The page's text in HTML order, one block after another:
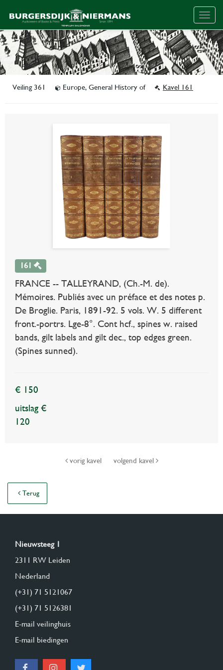
Veiling 361 Europe, General History of Kavel 161
161
FRANCE -- TALLEYRAND, (Ch.-M. de).
Mémoires. Publiés avec un préface et des notes p.
De Broglie. Paris, 1891-92. 5 vols. W. 5 different
front.-portrs. Lge-8°. Cont hcf., spines w. raised
bands, gilt labels and gilt dec., top edges green.
(Spines sunned).
€ 150
uitslag €
120
vorig kavel volgend kavel
Terug
Nieuwsteeg 1
2311 RW Leiden
Nederland
(+31) 71 5121067
(+31) 71 5126381
E-mail veilinghuis
E-mail biedingen